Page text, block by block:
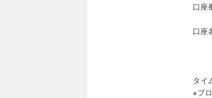
口座
口座
タイ
※プ